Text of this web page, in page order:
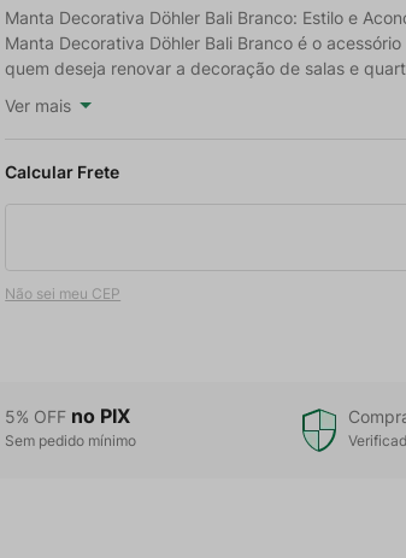
Manta Decorativa Döhler Bali Branco: Estilo e
Manta Decorativa Döhler Bali Branco é o
quem deseja renovar a decoração de salas e
Ver mais
Não sei meu CEP
5% OFF no PIX
Sem pedido mínimo